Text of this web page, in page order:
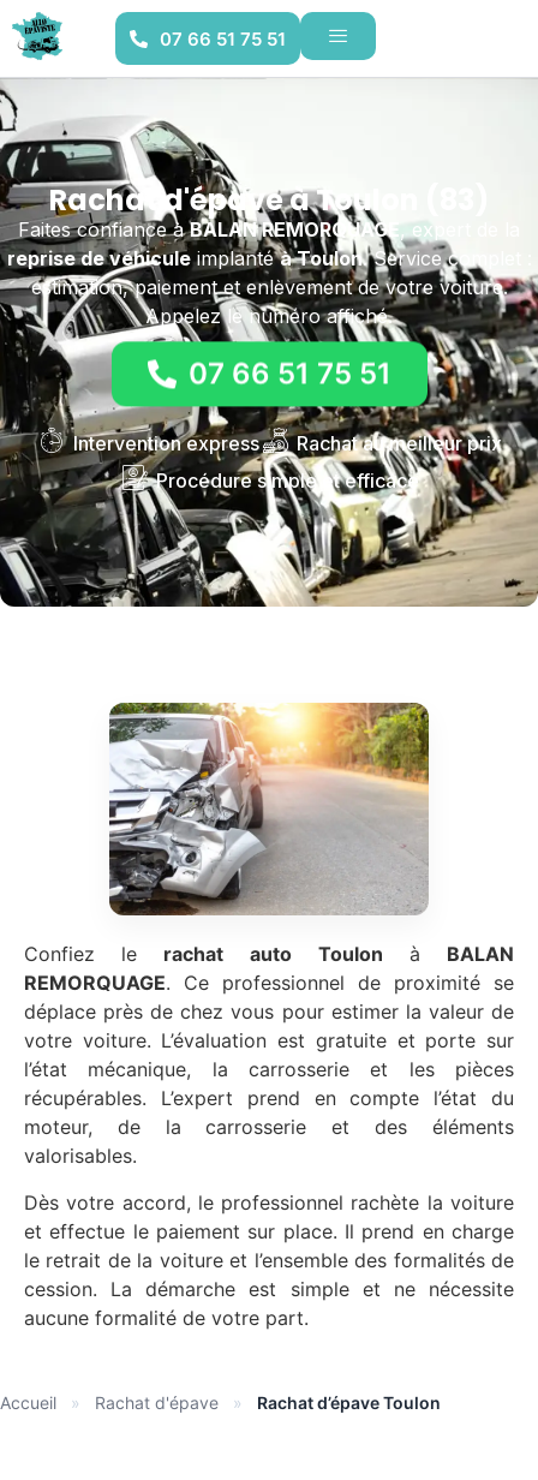
07 66 51 75 51
Rachat d'épave à Toulon (83)
Faites confiance àBALAN REMORQUAGE, expert de la
reprise de véhiculeimplantéà Toulon. Service complet :
estimation, paiement et enlèvement de votre voiture.
Appelez le numéro affiché.
07 66 51 75 51
Intervention express
Rachat au meilleur prix
Procédure simple et efficace
Confiez le rachat auto Toulon à BALAN
REMORQUAGE. Ce professionnel de proximité se
déplace près de chez vous pour estimer la valeur de
votre voiture. L’évaluation est gratuite et porte sur
l’état mécanique, la carrosserie et les pièces
récupérables. L’expert prend en compte l’état du
moteur, de la carrosserie et des éléments
valorisables.
Dès votre accord, le professionnel rachète la voiture
et effectue le paiement sur place. Il prend en charge
le retrait de la voiture et l’ensemble des formalités de
cession. La démarche est simple et ne nécessite
aucune formalité de votre part.
Accueil » Rachat d'épave » Rachat d’épave Toulon